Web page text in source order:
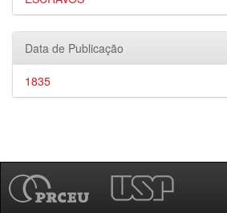
Data de Publicação
1835